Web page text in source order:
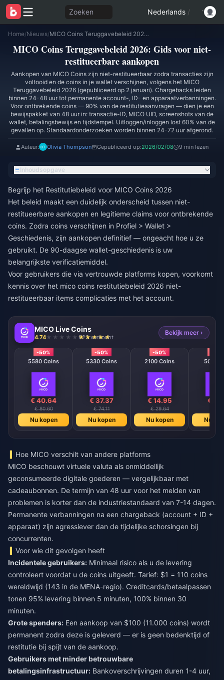
Zoeken Nederlands /
Home/Nieuws/ MICO Coins Teruggavebeleid 2026: Gids voor niet-restitueerbare aankopen
MICO Coins Teruggavebeleid 2026: Gids voor niet-
restitueerbare aankopen
Aankopen van MICO Coins zijn niet-restitueerbaar zodra transacties zijn
voltooid en de coins in je wallet verschijnen, volgens het MICO
Teruggavebeleid 2026 (gepubliceerd op 2 januari). Chargebacks leiden
binnen 24-48 uur tot permanente account-, ID- en apparaatverbanningen.
Voor ontbrekende coins — 90% van de restitutieaanvragen — dien je een
bewijspakket van 48 uur in: transactie-ID, MICO UID, screenshots van de
wallet, betalingsbewijs en tijdstempel. Uitloggen/inloggen lost 60% van de
gevallen op. Standaardonderzoeken worden binnen 24-72 uur afgerond.
Auteur: Olivia Thompson Gepubliceerd op:2026/02/08 9 min lezen
Inhoudsopgave
Begrijp het Restitutiebeleid voor MICO Coins 2026
Het beleid maakt een duidelijk onderscheid tussen niet-
restitueerbare aankopen en legitieme claims voor ontbrekende
coins. Zodra coins verschijnen in Profiel > Wallet >
Geschiedenis, zijn aankopen definitief — ongeacht hoe u ze
gebruikt. De 90-daagse wallet-geschiedenis is uw
belangrijkste verificatiemiddel.
Voor gebruikers die via vertrouwde platforms kopen, voorkomt
kennis over het mico coins restitutiebeleid 2026 niet-
restitueerbaar items complicaties met het account.
MICO Live Coins
4.74 923 verkocht
Bekijk meer ›
-50%
5580 Coins
€ 40.64
€ 80.60
Nu kopen
-50%
5330 Coins
€ 37.37
€ 74.11
Nu kopen
-50%
2100 Coins
€ 14.95
€ 29.64
Nu kopen
508
€
Nu
Hoe MICO verschilt van andere platforms
MICO beschouwt virtuele valuta als onmiddellijk
geconsumeerde digitale goederen — vergelijkbaar met
cadeaubonnen. De termijn van 48 uur voor het melden van
problemen is korter dan de industriestandaard van 7-14 dagen.
Permanente verbanningen na een chargeback (account + ID +
apparaat) zijn agressiever dan de tijdelijke schorsingen bij
concurrenten.
Voor wie dit gevolgen heeft
Incidentele gebruikers: Minimaal risico als u de levering
controleert voordat u de coins uitgeeft. Tarief: $1 = 110 coins
wereldwijd (143 in de MENA-regio). Creditcards/betaalpassen
tonen 95% levering binnen 5 minuten, 100% binnen 30
minuten.
Grote spenders: Een aankoop van $100 (11.000 coins) wordt
permanent zodra deze is geleverd — er is geen bedenktijd of
restitutie bij spijt van de aankoop.
Gebruikers met minder betrouwbare
betalingsinfrastructuur: Bankoverschrijvingen duren 1-4 uur,